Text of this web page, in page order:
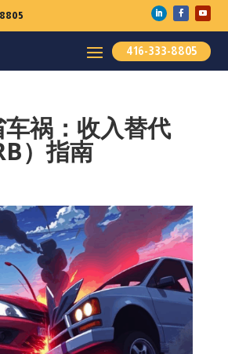
416-333-8805
祸：收入替代
）指南